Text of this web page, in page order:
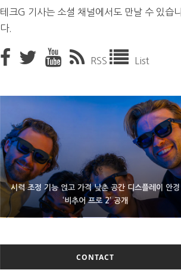
테크G 기사는 소셜 채널에서도 만날 수 있습니
다.
RSS List
시력 조정 기능 얹고 가격 낮춘 공간 디스플레이 안경
‘비추어 프로 2’ 공개
D램 부족에 10억달러어치 아이폰18 프로세서 패키징
대기 중
300~400달러 반지형 스피커 준비하는 오픈AI
CONTACT